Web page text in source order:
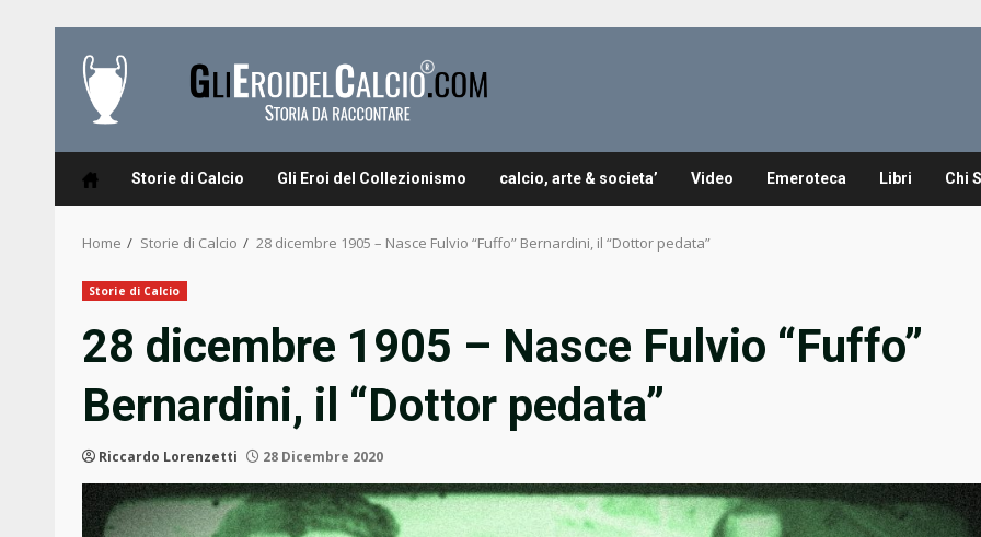
content
Storie di Calcio Gli Eroi del Collezionismo calcio, arte & societa’ Video Emeroteca Libri Chi
Home Storie di Calcio 28 dicembre 1905 – Nasce Fulvio “Fuffo” Bernardini, il “Dottor pedata”
Storie di Calcio
28 dicembre 1905 – Nasce Fulvio “Fuffo”
Bernardini, il “Dottor pedata”
Riccardo Lorenzetti 28 Dicembre 2020